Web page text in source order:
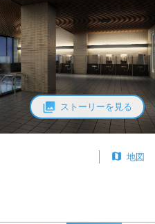
ストーリーを見る
地図